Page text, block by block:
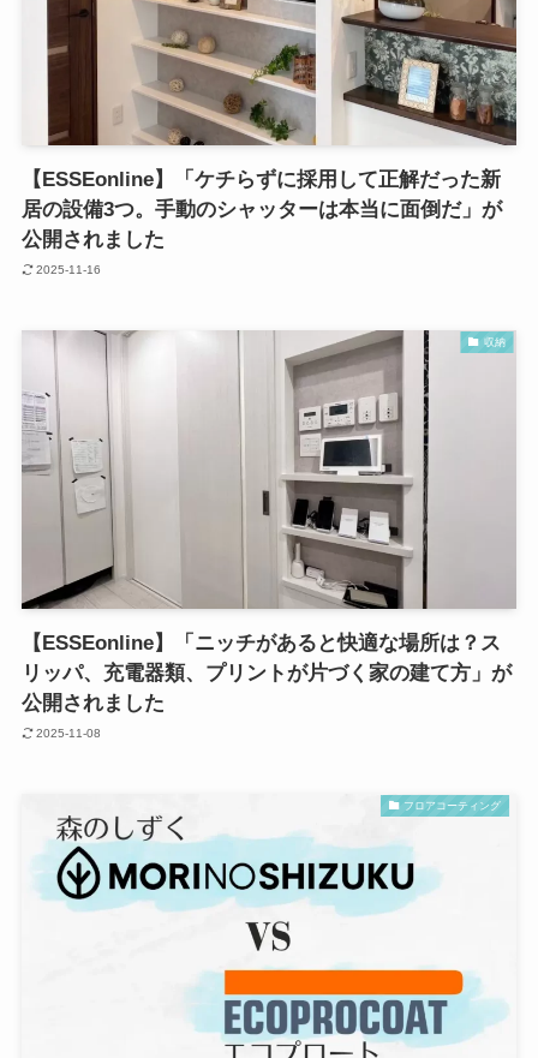
【ESSEonline】「ケチらずに採用して正解だった新
居の設備3つ。手動のシャッターは本当に面倒だ」が
公開されました
2025-11-16
収納
【ESSEonline】「ニッチがあると快適な場所は？ス
リッパ、充電器類、プリントが片づく家の建て方」が
公開されました
2025-11-08
フロアコーティング